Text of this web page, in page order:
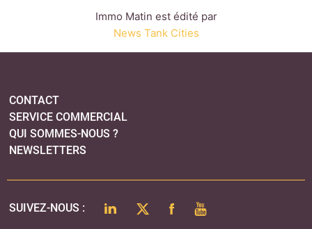
Immo Matin est édité par
News Tank Cities
CONTACT
SERVICE COMMERCIAL
QUI SOMMES-NOUS ?
NEWSLETTERS
SUIVEZ-NOUS : LINKEDINTWITTERFACEBOOK
YOUTUBE